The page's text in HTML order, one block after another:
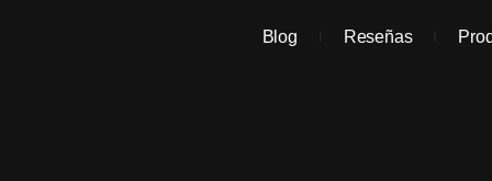
Blog Reseñas